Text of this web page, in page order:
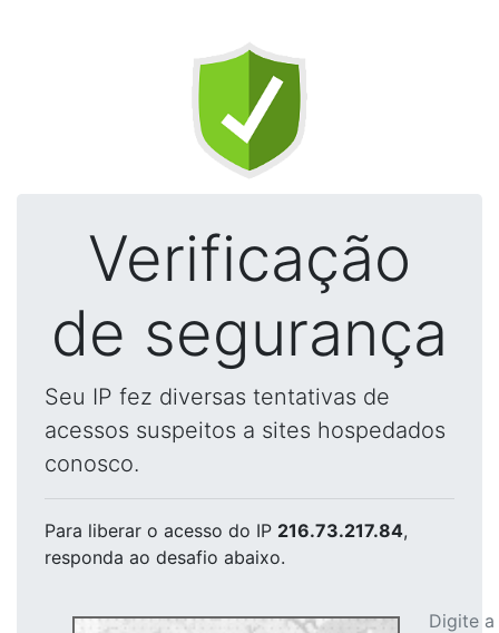
Verificação
de segurança
Seu IP fez diversas tentativas de
acessos suspeitos a sites hospedados
conosco.
Para liberar o acesso do IP 216.73.217.84,
responda ao desafio abaixo.
Digite